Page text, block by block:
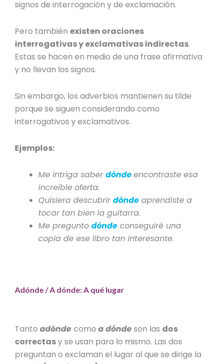
signos de interrogación y de exclamación.
Pero también existen oraciones
interrogativas y exclamativasindirectas.
Estas se hacen en medio de una frase afirmativa
y no llevan los signos.
Sin embargo, los adverbios mantienen su tilde
porque se siguen considerando como
interrogativos y exclamativos.
Ejemplos:
Me intriga saberdóndeencontraste esa
increíble oferta.
Quisiera descubrirdónde aprendiste a
tocar tan bien la guitarra.
Me preguntodónde conseguiré una
copia de ese libro tan interesante.
Adónde / A dónde: A qué lugar
Tantoadónde comoa dóndeson las dos
correctasy se usan para lo mismo. Las dos
preguntan o exclaman el lugar al que se dirige la